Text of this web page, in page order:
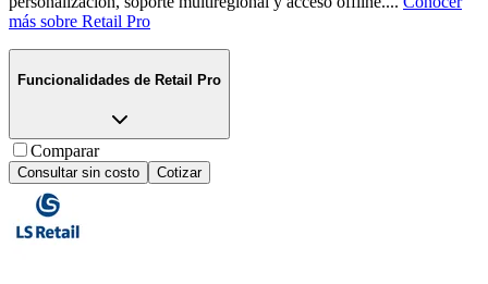
más sobre Retail Pro
Funcionalidades de Retail Pro
Comparar
Consultar sin costo Cotizar